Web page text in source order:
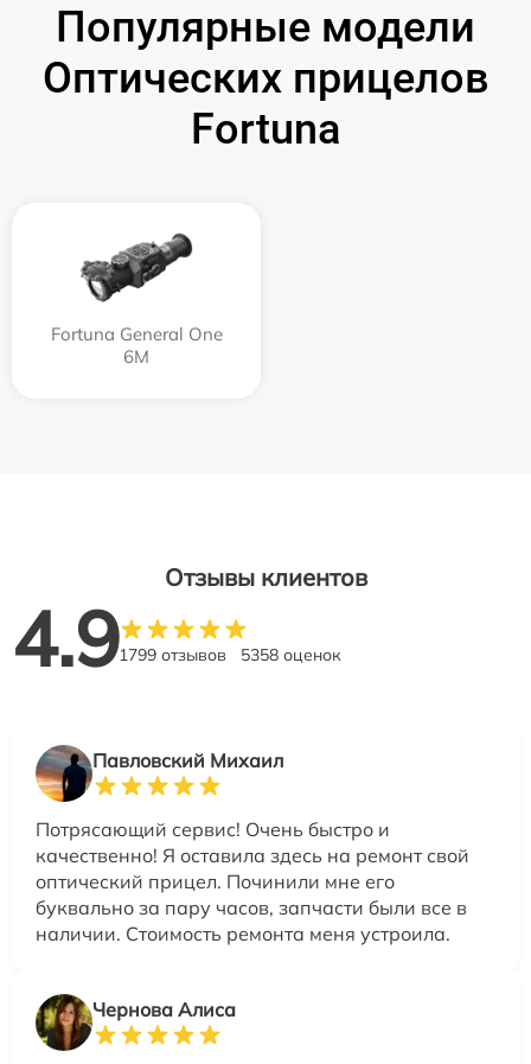
Популярные модели
Оптических прицелов
Fortuna
Fortuna General One
6M
Отзывы клиентов
4.91799 отзывов 5358 оценок
Павловский Михаил
Потрясающий сервис! Очень быстро и
качественно! Я оставила здесь на ремонт свой
оптический прицел. Починили мне его
буквально за пару часов, запчасти были все в
наличии. Стоимость ремонта меня устроила.
Чернова Алиса